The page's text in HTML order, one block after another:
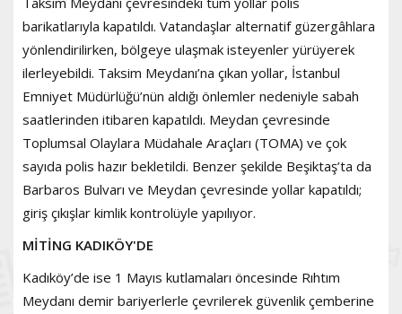
barikatlarıyla kapatıldı. Vatandaşlar alternatif güzergâhlara
yönlendirilirken, bölgeye ulaşmak isteyenler yürüyerek
ilerleyebildi. Taksim Meydanı’na çıkan yollar, İstanbul
Emniyet Müdürlüğü’nün aldığı önlemler nedeniyle sabah
saatlerinden itibaren kapatıldı. Meydan çevresinde
Toplumsal Olaylara Müdahale Araçları (TOMA) ve çok
sayıda polis hazır bekletildi. Benzer şekilde Beşiktaş’ta da
Barbaros Bulvarı ve Meydan çevresinde yollar kapatıldı;
giriş çıkışlar kimlik kontrolüyle yapılıyor.
MİTİNG KADIKÖY'DE
Kadıköy’de ise 1 Mayıs kutlamaları öncesinde Rıhtım
Meydanı demir bariyerlerle çevrilerek güvenlik çemberine